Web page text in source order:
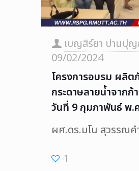
เบญสิร์ยา ปานปุ
09/02/2024
โครงการอบรม ผลิ
กระดาษลายน้ำจากก้
วันที่ 9 กุมภาพันธ์ พ.
ผศ.ดร.มโน สุวรรณค
1